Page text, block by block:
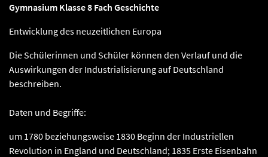
Gymnasium Klasse 8 Fach Geschichte
Entwicklung des neuzeitlichen Europa
Die Schülerinnen und Schüler können den Verlauf und die
Auswirkungen der Industrialisierung auf Deutschland
beschreiben.
Daten und Begriffe:
um 1780 beziehungsweise 1830 Beginn der Industriellen
Revolution in England und Deutschland; 1835 Erste Eisenbahn